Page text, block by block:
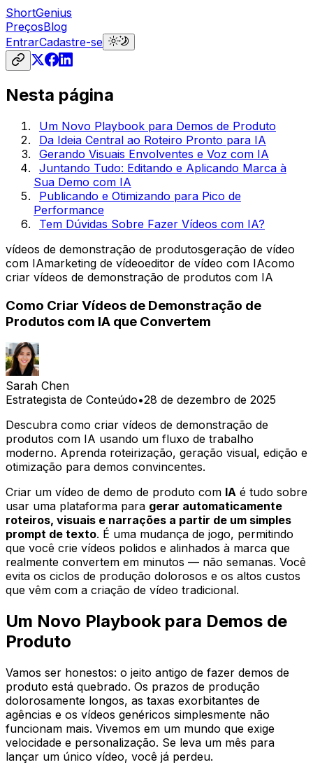
ShortGenius
PreçosBlog
EntrarCadastre-se
Nesta página
Um Novo Playbook para Demos de Produto
Da Ideia Central ao Roteiro Pronto para IA
Gerando Visuais Envolventes e Voz com IA
Juntando Tudo: Editando e Aplicando Marca à
Sua Demo com IA
Publicando e Otimizando para Pico de
Performance
Tem Dúvidas Sobre Fazer Vídeos com IA?
vídeos de demonstração de produtosgeração de vídeo
com IAmarketing de vídeoeditor de vídeo com IAcomo
criar vídeos de demonstração de produtos com IA
Como Criar Vídeos de Demonstração de
Produtos com IA que Convertem
Sarah Chen
Estrategista de Conteúdo•28 de dezembro de 2025
Descubra como criar vídeos de demonstração de
produtos com IA usando um fluxo de trabalho
moderno. Aprenda roteirização, geração visual, edição e
otimização para demos convincentes.
Criar um vídeo de demo de produto com IA é tudo sobre
usar uma plataforma para gerar automaticamente
roteiros, visuais e narrações a partir de um simples
prompt de texto. É uma mudança de jogo, permitindo
que você crie vídeos polidos e alinhados à marca que
realmente convertem em minutos — não semanas. Você
evita os ciclos de produção dolorosos e os altos custos
que vêm com a criação de vídeo tradicional.
Um Novo Playbook para Demos de
Produto
Vamos ser honestos: o jeito antigo de fazer demos de
produto está quebrado. Os prazos de produção
dolorosamente longos, as taxas exorbitantes de
agências e os vídeos genéricos simplesmente não
funcionam mais. Vivemos em um mundo que exige
velocidade e personalização. Se leva um mês para
lançar um único vídeo, você já perdeu.